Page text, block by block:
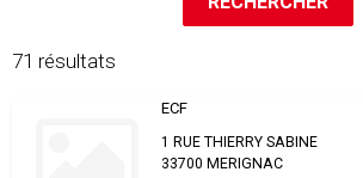
71 résultats
ECF
1 RUE THIERRY SABINE
33700 MERIGNAC